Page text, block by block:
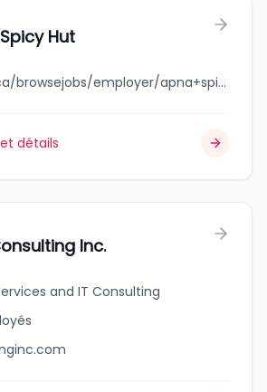
Hut
jobbank.gc.ca/browsejobs/employer/apna+spicy+hut/ca
détails
Inc.
and IT Consulting